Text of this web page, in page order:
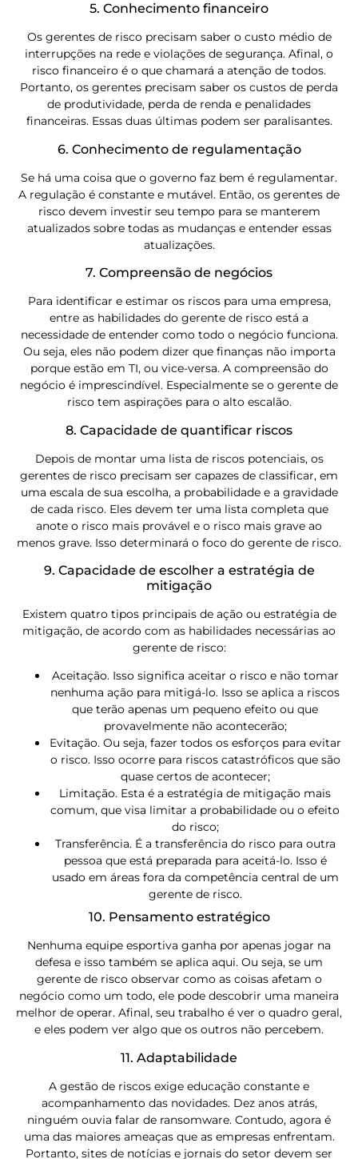
5. Conhecimento financeiro
Os gerentes de risco precisam saber o custo médio de
interrupções na rede e violações de segurança. Afinal, o
risco financeiro é o que chamará a atenção de todos.
Portanto, os gerentes precisam saber os custos de perda
de produtividade, perda de renda e penalidades
financeiras. Essas duas últimas podem ser paralisantes.
6. Conhecimento de regulamentação
Se há uma coisa que o governo faz bem é regulamentar.
A regulação é constante e mutável. Então, os gerentes de
risco devem investir seu tempo para se manterem
atualizados sobre todas as mudanças e entender essas
atualizações.
7. Compreensão de negócios
Para identificar e estimar os riscos para uma empresa,
entre as habilidades do gerente de risco está a
necessidade de entender como todo o negócio funciona.
Ou seja, eles não podem dizer que finanças não importa
porque estão em TI, ou vice-versa. A compreensão do
negócio é imprescindível. Especialmente se o gerente de
risco tem aspirações para o alto escalão.
8. Capacidade de quantificar riscos
Depois de montar uma lista de riscos potenciais, os
gerentes de risco precisam ser capazes de classificar, em
uma escala de sua escolha, a probabilidade e a gravidade
de cada risco. Eles devem ter uma lista completa que
anote o risco mais provável e o risco mais grave ao
menos grave. Isso determinará o foco do gerente de risco.
9. Capacidade de escolher a estratégia de
mitigação
Existem quatro tipos principais de ação ou estratégia de
mitigação, de acordo com as habilidades necessárias ao
gerente de risco:
Aceitação. Isso significa aceitar o risco e não tomar
nenhuma ação para mitigá-lo. Isso se aplica a riscos
que terão apenas um pequeno efeito ou que
provavelmente não acontecerão;
Evitação. Ou seja, fazer todos os esforços para evitar
o risco. Isso ocorre para riscos catastróficos que são
quase certos de acontecer;
Limitação. Esta é a estratégia de mitigação mais
comum, que visa limitar a probabilidade ou o efeito
do risco;
Transferência. É a transferência do risco para outra
pessoa que está preparada para aceitá-lo. Isso é
usado em áreas fora da competência central de um
gerente de risco.
10. Pensamento estratégico
Nenhuma equipe esportiva ganha por apenas jogar na
defesa e isso também se aplica aqui. Ou seja, se um
gerente de risco observar como as coisas afetam o
negócio como um todo, ele pode descobrir uma maneira
melhor de operar. Afinal, seu trabalho é ver o quadro geral,
e eles podem ver algo que os outros não percebem.
11. Adaptabilidade
A gestão de riscos exige educação constante e
acompanhamento das novidades. Dez anos atrás,
ninguém ouvia falar de ransomware. Contudo, agora é
uma das maiores ameaças que as empresas enfrentam.
Portanto, sites de notícias e jornais do setor devem ser